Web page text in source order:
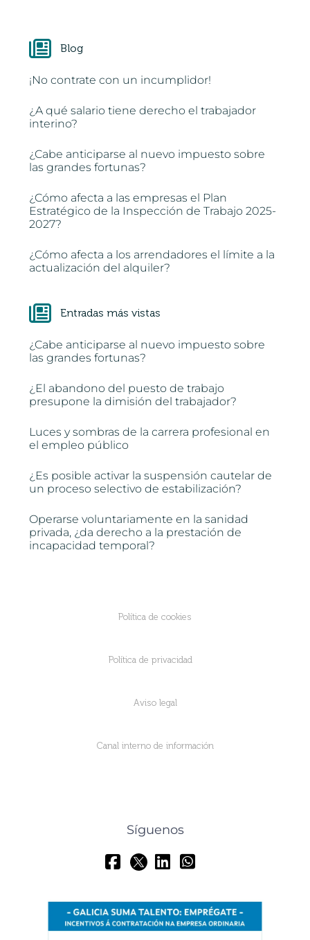
Blog
¡No contrate con un incumplidor!
¿A qué salario tiene derecho el trabajador
interino?
¿Cabe anticiparse al nuevo impuesto sobre
las grandes fortunas?
¿Cómo afecta a las empresas el Plan
Estratégico de la Inspección de Trabajo 2025-
2027?
¿Cómo afecta a los arrendadores el límite a la
actualización del alquiler?
Entradas más vistas
¿Cabe anticiparse al nuevo impuesto sobre
las grandes fortunas?
¿El abandono del puesto de trabajo
presupone la dimisión del trabajador?
Luces y sombras de la carrera profesional en
el empleo público
¿Es posible activar la suspensión cautelar de
un proceso selectivo de estabilización?
Operarse voluntariamente en la sanidad
privada, ¿da derecho a la prestación de
incapacidad temporal?
Política de cookies
Política de privacidad
Aviso legal
Canal interno de información
Síguenos